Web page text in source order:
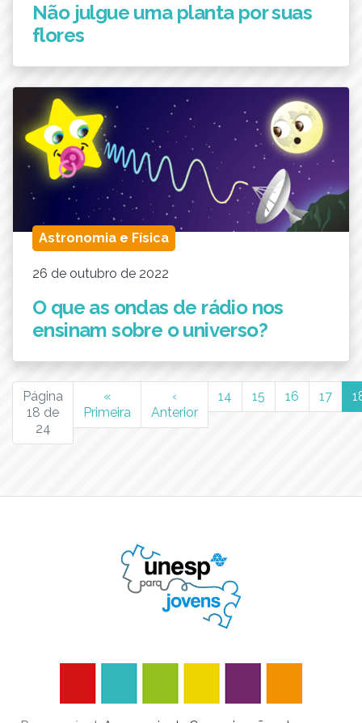
Não julgue uma planta por suas
flores
Astronomia e Física
26 de outubro de 2022
O que as ondas de rádio nos
ensinam sobre o universo?
Página
18 de
24
«
Primeira
‹
Anterior
14 15 16 17